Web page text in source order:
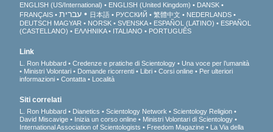
ENGLISH (US/International) ENGLISH (United Kingdom)
DANSK
FRANÇAIS
עברית 日本語 РУССКИЙ 繁體中文
NEDERLANDS
DEUTSCH MAGYAR NORSK SVENSKA ESPAÑOL (LATINO)
ESPAÑOL
(CASTELLANO)
ΕΛΛΗΝΙΚA ITALIANO PORTUGUÊS
Link
L. Ron Hubbard Credenze e pratiche di Scientology
Una voce per l’umanità
Ministri Volontari
Domande ricorrenti Libri Corsi online
Per ulteriori
informazioni
Contatta Località
Siti correlati
L. Ron Hubbard Dianetics Scientology Network
Scientology Religion
David Miscavige
Inizia un corso online
Ministri Volontari di Scientology
International Association of Scientologists
Freedom Magazine
La Via della